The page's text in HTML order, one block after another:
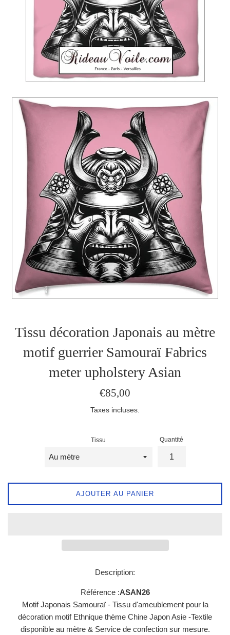
Tissu décoration Japonais au mètre
motif guerrier Samouraï Fabrics
meter upholstery Asian
Prix
€85,00
Taxes incluses.
Tissu Quantité
AJOUTER AU PANIER
Description:
Référence :ASAN26
Motif Japonais Samouraï - Tissu d'ameublement pour la
décoration motif Ethnique thème Chine Japon Asie -Textile
disponible au mètre & Service de confection sur mesure.